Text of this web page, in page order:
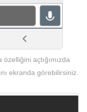
açtığımızda
ekranda görebilirsiniz.